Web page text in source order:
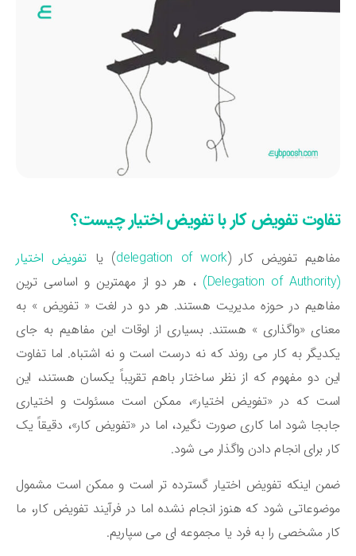
تفویض کار با تفویض اختیار چیست؟
تفویض کار (delegation of work) یا تفویض اختیار
، هر دو از مهمترین و اساسی ترین
در حوزه مدیریت هستند. هر دو در لغت « تفویض » به
«واگذاری » هستند. بسیاری از اوقات این مفاهیم به جای
به کار می روند که نه درست است و نه اشتباه. اما تفاوت
دو مفهوم که از نظر ساختار باهم تقریباً یکسان هستند، این
که در «تفویض اختیار»، ممکن است مسئولت و اختیاری
شود اما کاری صورت نگیرد، اما در «تفویض کار»، دقیقاً یک
برای انجام دادن واگذار می شود.
اینکه تفویض اختیار گسترده تر است و ممکن است مشمول
شود که هنوز انجام نشده اما در فرآیند تفویض کار، ما
مشخصی را به فرد یا مجموعه ای می سپاریم.